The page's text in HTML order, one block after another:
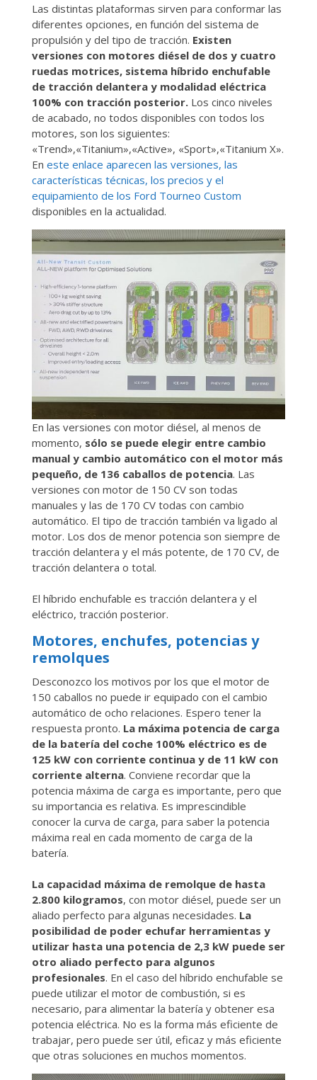
Las distintas plataformas sirven para conformar las
diferentes opciones, en función del sistema de
propulsión y del tipo de tracción. Existen
versiones con motores diésel de dos y cuatro
ruedas motrices, sistema híbrido enchufable
de tracción delantera y modalidad eléctrica
100% con tracción posterior.Los cinco niveles
de acabado, no todos disponibles con todos los
motores, son los siguientes:
«Trend»,«Titanium»,«Active», «Sport»,«Titanium X».
En este enlace aparecen las versiones, las
características técnicas, los precios y el
equipamiento de los Ford Tourneo Custom
disponibles en la actualidad.
En las versiones con motor diésel, al menos de
momento, sólo se puede elegir entre cambio
manual y cambio automático con el motor más
pequeño, de 136 caballos de potencia. Las
versiones con motor de 150 CV son todas
manuales y las de 170 CV todas con cambio
automático. El tipo de tracción también va ligado al
motor. Los dos de menor potencia son siempre de
tracción delantera y el más potente, de 170 CV, de
tracción delantera o total.
El híbrido enchufable es tracción delantera y el
eléctrico, tracción posterior.
Motores, enchufes, potencias y
remolques
Desconozco los motivos por los que el motor de
150 caballos no puede ir equipado con el cambio
automático de ocho relaciones. Espero tener la
respuesta pronto. La máxima potencia de carga
de la batería del coche 100% eléctrico es de
125 kW con corriente continua y de 11 kW con
corriente alterna. Conviene recordar que la
potencia máxima de carga es importante, pero que
su importancia es relativa. Es imprescindible
conocer la curva de carga, para saber la potencia
máxima real en cada momento de carga de la
batería.
La capacidad máxima de remolque de hasta
2.800 kilogramos, con motor diésel, puede ser un
aliado perfecto para algunas necesidades. La
posibilidad de poder echufar herramientas y
utilizar hasta una potencia de 2,3 kW puede ser
otro aliado perfecto para algunos
profesionales. En el caso del híbrido enchufable se
puede utilizar el motor de combustión, si es
necesario, para alimentar la batería y obtener esa
potencia eléctrica. No es la forma más eficiente de
trabajar, pero puede ser útil, eficaz y más eficiente
que otras soluciones en muchos momentos.